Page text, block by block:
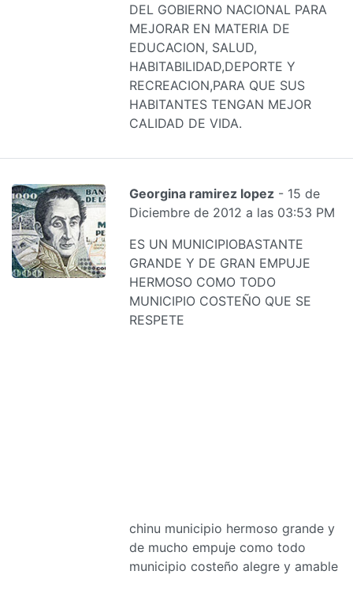
DEL GOBIERNO NACIONAL PARA
MEJORAR EN MATERIA DE
EDUCACION, SALUD,
HABITABILIDAD,DEPORTE Y
RECREACION,PARA QUE SUS
HABITANTES TENGAN MEJOR
CALIDAD DE VIDA.
Georgina ramirez lopez - 15 de
Diciembre de 2012 a las 03:53 PM
ES UN MUNICIPIOBASTANTE
GRANDE Y DE GRAN EMPUJE
HERMOSO COMO TODO
MUNICIPIO COSTEÑO QUE SE
RESPETE
chinu municipio hermoso grande y
de mucho empuje como todo
municipio costeño alegre y amable